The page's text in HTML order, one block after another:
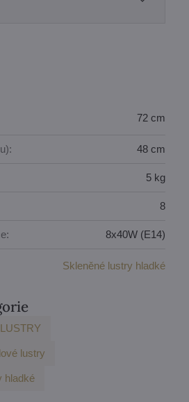
72 cm
48 cm
5 kg
8
8x40W (E14)
Skleněné lustry hladké
lustry
hladké